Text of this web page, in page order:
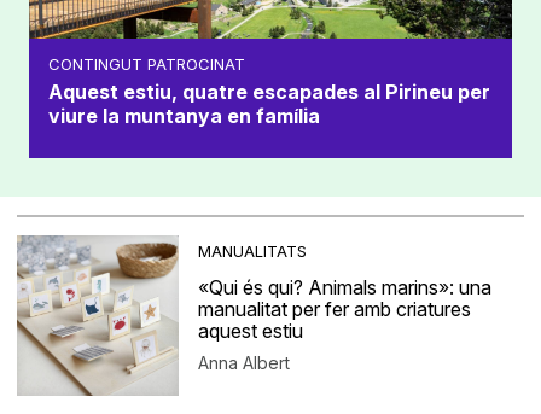
CONTINGUT PATROCINAT
Aquest estiu, quatre escapades al Pirineu per
viure la muntanya en família
MANUALITATS
«Qui és qui? Animals marins»: una
manualitat per fer amb criatures
aquest estiu
Anna Albert